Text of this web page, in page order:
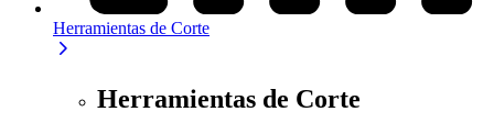
Herramientas de Corte
Herramientas de Corte